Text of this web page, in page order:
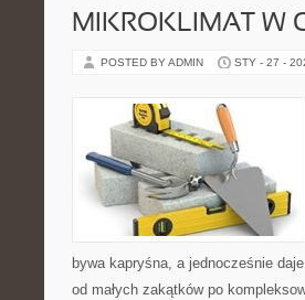
MIKROKLIMAT W
POSTED BY ADMIN STY - 27 -
bywa kapryśna, a jednocześnie
od małych zakątków po